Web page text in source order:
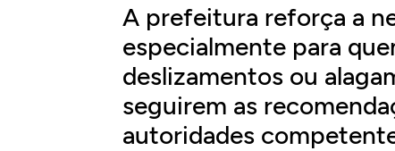
A prefeitura reforça a
especialmente para
deslizamentos ou
seguirem as
autoridades